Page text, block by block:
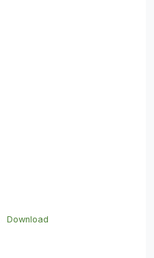
Download